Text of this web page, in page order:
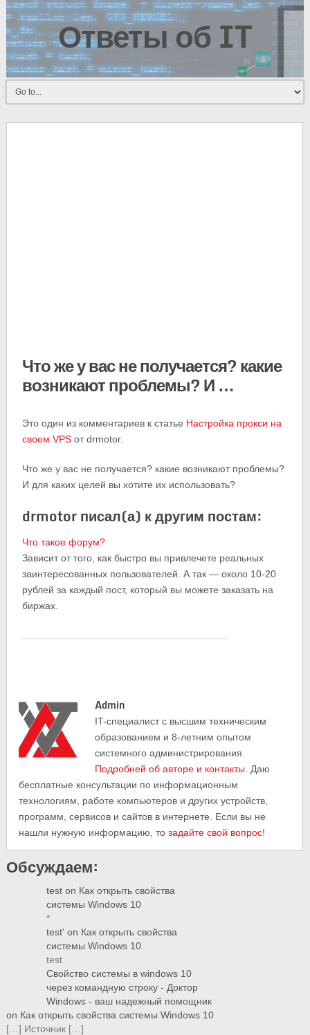
Ответы об IT
Что же у вас не получается? какие
возникают проблемы? И …
Это один из комментариев к статье Настройка прокси на
своем VPSот drmotor.
Что же у вас не получается? какие возникают проблемы?
И для каких целей вы хотите их использовать?
drmotor писал(а) к другим постам:
Что такое форум?
Зависит от того, как быстро вы привлечете реальных
заинтересованных пользователей. А так — около 10-20
рублей за каждый пост, который вы можете заказать на
биржах.
Admin
IT-cпециалист с высшим техническим
образованием и 8-летним опытом
системного администрирования.
Подробней об авторе и контакты . Даю
бесплатные консультации по информационным
технологиям, работе компьютеров и других устройств,
программ, сервисов и сайтов в интернете. Если вы не
нашли нужную информацию, тозадайте свой вопрос!
Обсуждаем:
test on Как открыть свойства
системы Windows 10
*
test' on Как открыть свойства
системы Windows 10
test
Свойство системы в windows 10
через командную строку - Доктор
Windows - ваш надежный помощник
on Как открыть свойства системы Windows 10
[…] Источник […]